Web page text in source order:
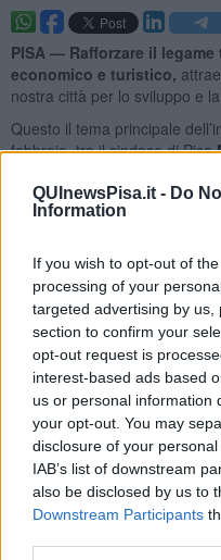
QUInewsPisa.it - Do
Information
If you wish to opt-out of
processing of your
targeted advertising by
section to confirm your
opt-out request is
interest-based ads based
us or personal information
your opt-out. You may
disclosure of your
IAB’s list of downstream
also be disclosed by us to
Downstream Participants
PISA — Rafforzare il
economico e turistico,
nostra città per lo sviluppo e
Questo il tema principale
febbraio, tra il sindaco di Pisa
, ambasciatore
2013.
La discussione si è aperta
americane e diCamp Darby:
geografica strategica, è un
spiegato l’ambasciatore –
tagliare e di confermare la
Poi il sindaco Filippeschi ha
del territorio: "Pisa è città
turismo. In questo senso
collaborazione. Nel bacino
università, centri di ricerca e
con il presidente della
lavorando per concentrare in